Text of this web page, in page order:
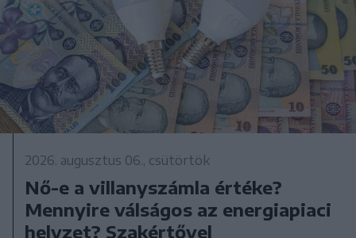
2026. augusztus 06., csütörtök
Nő-e a villanyszámla értéke?
Mennyire válságos az energiapiaci
helyzet? Szakértővel